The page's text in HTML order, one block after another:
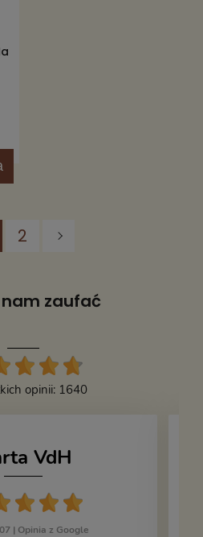
2
zaufać
opinii: 1640
VdH
| Opinia z Google